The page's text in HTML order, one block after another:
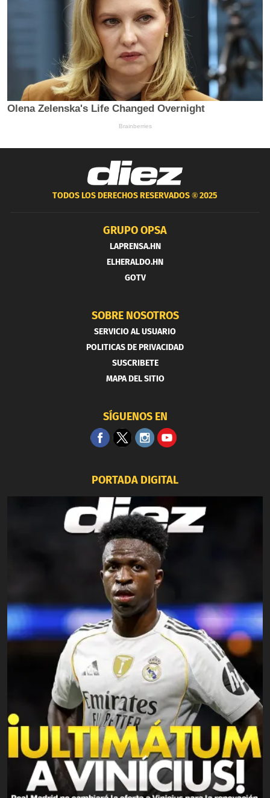
TODOS LOS DERECHOS RESERVADOS ®2025
GRUPO OPSA
LAPRENSA.HN
ELHERALDO.HN
GOTV
SOBRE NOSOTROS
SERVICIO AL USUARIO
POLITICAS DE PRIVACIDAD
SUSCRIBETE
MAPA DEL SITIO
SÍGUENOS EN
PORTADA DIGITAL